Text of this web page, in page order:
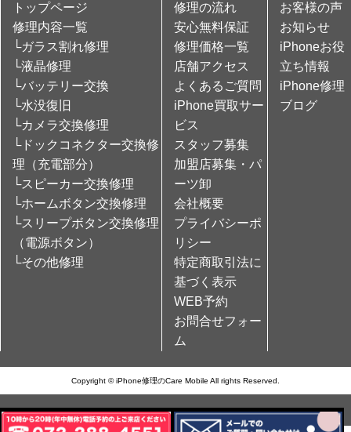
トップページ
修理内容一覧
└ガラス割れ修理
└液晶修理
└バッテリー交換
└水没復旧
└カメラ交換修理
└ドックコネクター交換修
理（充電部分）
└スピーカー交換修理
└ホームボタン交換修理
└スリープボタン交換修理
（電源ボタン）
└その他修理
修理の流れ
安心無料保証
修理価格一覧
店舗アクセス
よくあるご質問
iPhone買取サー
ビス
スタッフ募集
加盟店募集・パ
ーツ卸
会社概要
プライバシーポ
リシー
特定商取引法に
基づく表示
WEB予約
お問合せフォー
ム
お客様の声
お知らせ
iPhoneお役
立ち情報
iPhone修理
ブログ
Copyright © iPhone修理のCare Mobile All rights Reserved.